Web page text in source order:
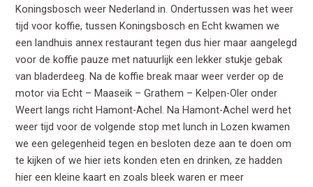
Koningsbosch weer Nederland in. Ondertussen was het weer
tijd voor koffie, tussen Koningsbosch en Echt kwamen we
een landhuis annex restaurant tegen dus hier maar aangelegd
voor de koffie pauze met natuurlijk een lekker stukje gebak
van bladerdeeg. Na de koffie break maar weer verder op de
motor via Echt – Maaseik – Grathem – Kelpen-Oler onder
Weert langs richt Hamont-Achel. Na Hamont-Achel werd het
weer tijd voor de volgende stop met lunch in Lozen kwamen
we een gelegenheid tegen en besloten deze aan te doen om
te kijken of we hier iets konden eten en drinken, ze hadden
hier een kleine kaart en zoals bleek waren er meer